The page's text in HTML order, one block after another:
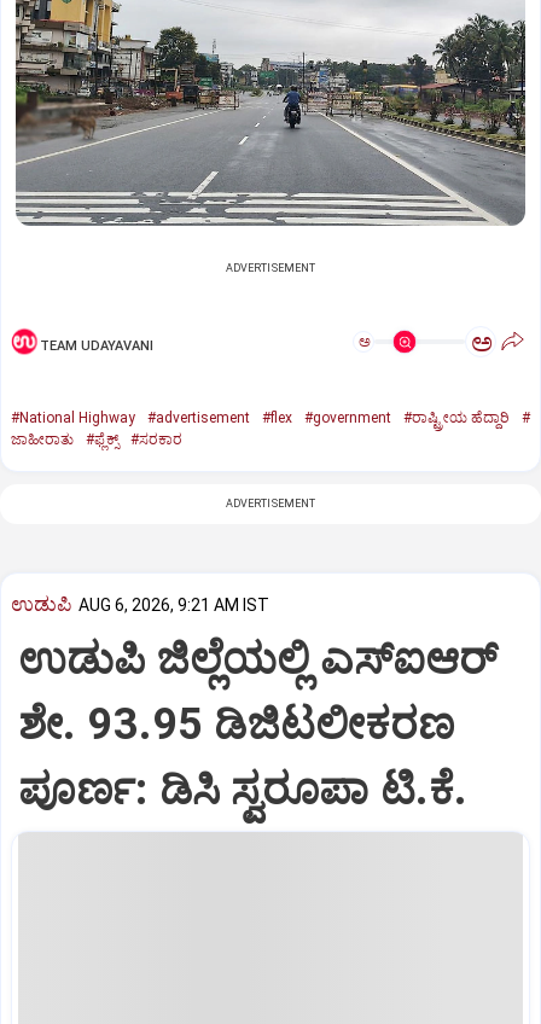
ADVERTISEMENT
TEAM UDAYAVANI ಅ ಅ
#National Highway #advertisement #flex #government #ರಾಷ್ಟ್ರೀಯ ಹೆದ್ದಾರಿ
#
ಜಾಹೀರಾತು
#ಫ್ಲೆಕ್ಸ್‌ #ಸರಕಾರ
ADVERTISEMENT
ಉಡುಪಿ AUG 6, 2026, 9:21 AM IST
ಉಡುಪಿ ಜಿಲ್ಲೆಯಲ್ಲಿ ಎಸ್‌ಐಆರ್‌
ಶೇ. 93.95 ಡಿಜಿಟಲೀಕರಣ
ಪೂರ್ಣ: ಡಿಸಿ ಸ್ವರೂಪಾ ಟಿ.ಕೆ.